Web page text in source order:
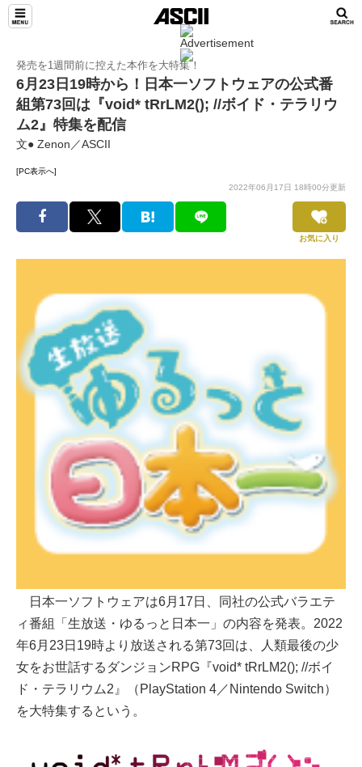
発売を1週間前に控えた本作を大特集！
6月23日19時から！日本一ソフトウェアの公式番
組第73回は『void* tRrLM2(); //ボイド・テラリウ
ム2』特集を配信
文● Zenon／ASCII
[PC表示へ]
2022年06月17日 18時00分更新
お気に入り
日本一ソフトウェアは6月17日、同社の公式バラエテ
ィ番組「生放送・ゆるっと日本一」の内容を発表。2022
年6月23日19時より放送される第73回は、人類最後の少
女をお世話するダンジョンRPG『void* tRrLM2(); //ボイ
ド・テラリウム2』（PlayStation 4／Nintendo Switch）
を大特集するという。